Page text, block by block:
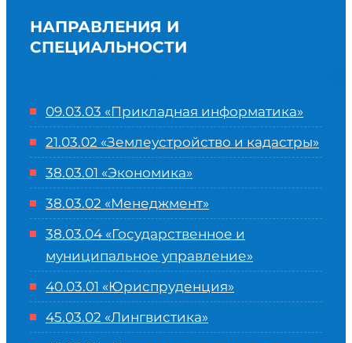
НАПРАВЛЕНИЯ И
СПЕЦИАЛЬНОСТИ
09.03.03 «Прикладная информатика»
21.03.02 «Землеустройство и кадастры»
38.03.01 «Экономика»
38.03.02 «Менеджмент»
38.03.04 «Государственное и
муниципальное управление»
40.03.01 «Юриспруденция»
45.03.02 «Лингвистика»